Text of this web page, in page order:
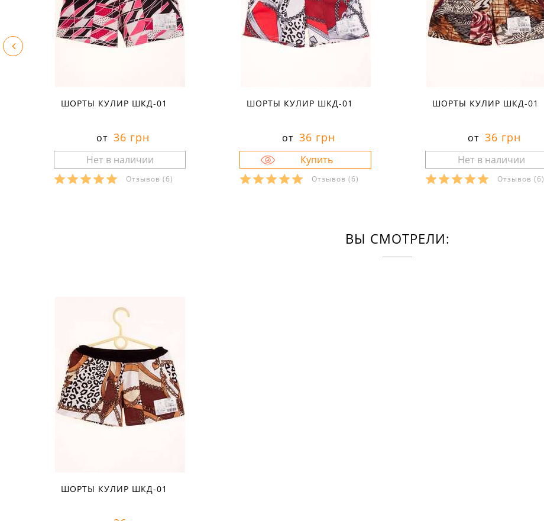
ШОРТЫ КУЛИР ШКД-01
от 36 грн
Отзывов (6)
ШОРТЫ КУЛИР ШКД-01
от 36 грн
Отзывов (6)
ШОРТЫ КУЛИР ШКД-01
от 36 грн
Отзывов (6)
ВЫ СМОТРЕЛИ:
ШОРТЫ КУЛИР ШКД-01